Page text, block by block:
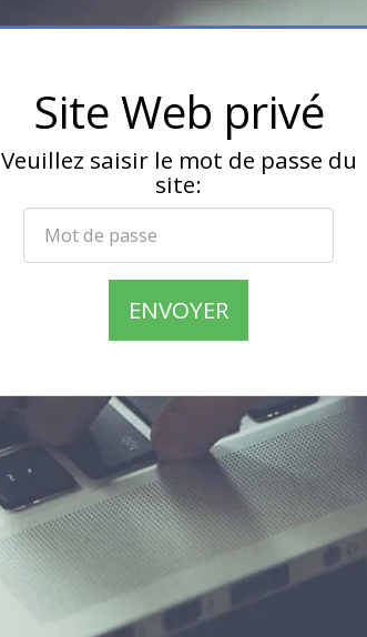
Site Web privé
Veuillez saisir le mot de passe du
site:
ENVOYER